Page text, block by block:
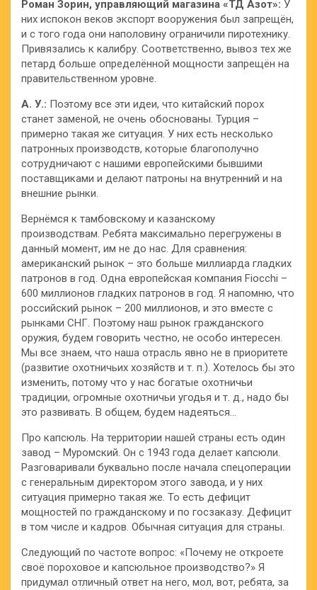
Роман Зорин, управляющий магазина «ТД Азот»: У
них испокон веков экспорт вооружения был запрещён,
и с того года они наполовину ограничили пиротехнику.
Привязались к калибру. Соответственно, вывоз тех же
петард больше определённой мощности запрещён на
правительственном уровне.
А. У.: Поэтому все эти идеи, что китайский порох
станет заменой, не очень обоснованы. Турция –
примерно такая же ситуация. У них есть несколько
патронных производств, которые благополучно
сотрудничают с нашими европейскими бывшими
поставщиками и делают патроны на внутренний и на
внешние рынки.
Вернёмся к тамбовскому и казанскому
производствам. Ребята максимально перегружены в
данный момент, им не до нас. Для сравнения:
американский рынок – это больше миллиарда гладких
патронов в год. Одна европейская компания Fiocchi –
600 миллионов гладких патронов в год. Я напомню, что
российский рынок – 200 миллионов, и это вместе с
рынками СНГ. Поэтому наш рынок гражданского
оружия, будем говорить честно, не особо интересен.
Мы все знаем, что наша отрасль явно не в приоритете
(развитие охотничьих хозяйств и т. п.). Хотелось бы это
изменить, потому что у нас богатые охотничьи
традиции, огромные охотничьи угодья и т. д., надо бы
это развивать. В общем, будем надеяться…
Про капсюль. На территории нашей страны есть один
завод – Муромский. Он с 1943 года делает капсюли.
Разговаривали буквально после начала спецоперации
с генеральным директором этого завода, и у них
ситуация примерно такая же. То есть дефицит
мощностей по гражданскому и по госзаказу. Дефицит
в том числе и кадров. Обычная ситуация для страны.
Следующий по частоте вопрос: «Почему не откроете
своё пороховое и капсюльное производство?» Я
придумал отличный ответ на него, мол, вот, ребята, за